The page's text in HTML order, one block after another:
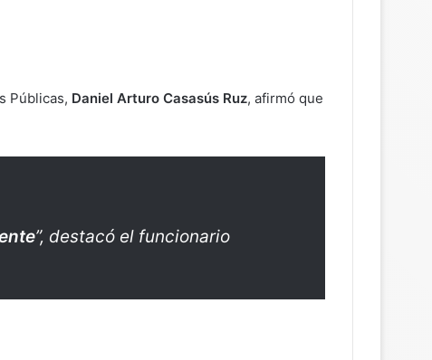
Públicas, Daniel Arturo Casasús Ruz, afirmó que
”, destacó el funcionario